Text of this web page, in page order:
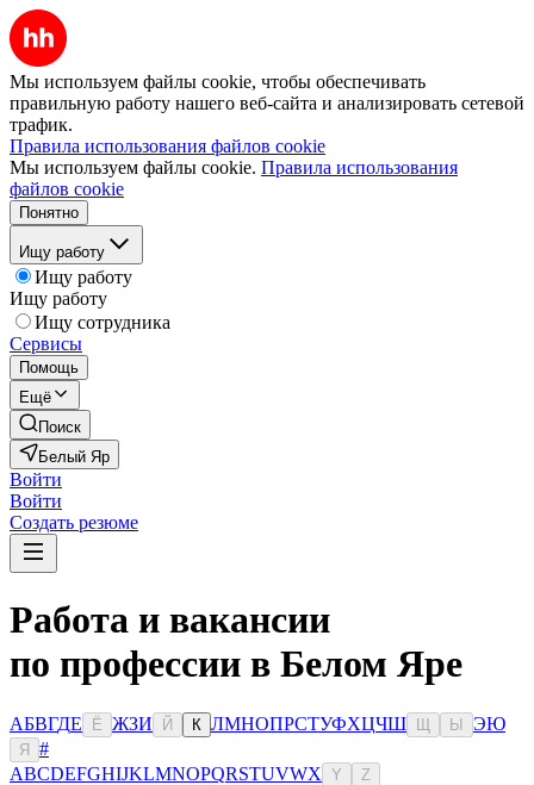
Мы используем файлы cookie, чтобы обеспечивать
правильную работу нашего веб-сайта и анализировать сетевой
трафик.
Правила использования файлов cookie
Мы используем файлы cookie. Правила использования
файлов cookie
Понятно
Ищу работу
Ищу работу
Ищу работу
Ищу сотрудника
Сервисы
Помощь
Ещё
Поиск
Белый Яр
Войти
Войти
Создать резюме
Работа и вакансии
по профессии в Белом Яре
АБВГДЕ Ё ЖЗИ Й К ЛМНОПРСТУФХЦЧШ Ы ЭЮ
Я
#
ABCDEFGHIJKLMNOPQRSTUVWX Y Z